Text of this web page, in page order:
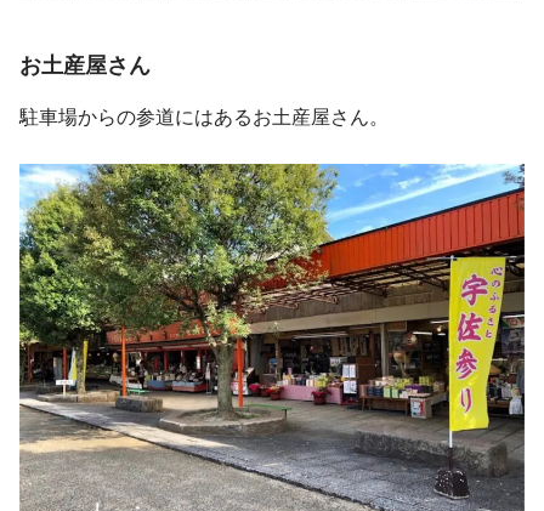
お土産屋さん
駐車場からの参道にはあるお土産屋さん。